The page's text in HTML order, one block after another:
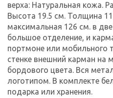
верха: Натуральная кожа.
Высота 19.5 см. Толщина
максимальная 126 см. в
большое отделение, и
портмоне или мобильного
стенке внешний карман на
бордового цвета. Вся
логотипом. В комплекте
подарка или хранения.